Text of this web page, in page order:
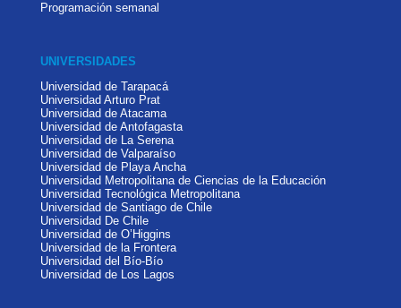
Programación semanal
UNIVERSIDADES
Universidad de Tarapacá
Universidad Arturo Prat
Universidad de Atacama
Universidad de Antofagasta
Universidad de La Serena
Universidad de Valparaíso
Universidad de Playa Ancha
Universidad Metropolitana de Ciencias de la Educación
Universidad Tecnológica Metropolitana
Universidad de Santiago de Chile
Universidad De Chile
Universidad de O’Higgins
Universidad de la Frontera
Universidad del Bío-Bío
Universidad de Los Lagos